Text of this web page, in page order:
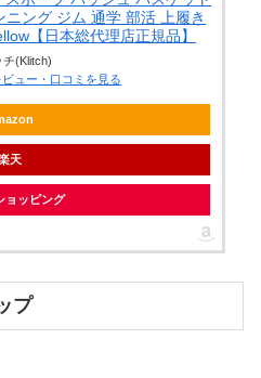
ニング ジム 通学 部活 上履き
【日本総代理店正規品】
チ(Klitch)
ュー・口コミを見る
天
ョッピング
プ